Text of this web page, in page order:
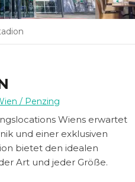
/ Penzing
Wiens erwartet
und einer exklusiven
bietet den idealen
Art und jeder Größe.